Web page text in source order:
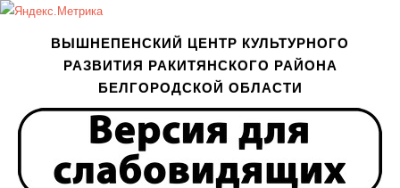
ВЫШНЕПЕНСКИЙ ЦЕНТР КУЛЬТУРНОГО
РАЗВИТИЯ РАКИТЯНСКОГО РАЙОНА
БЕЛГОРОДСКОЙ ОБЛАСТИ